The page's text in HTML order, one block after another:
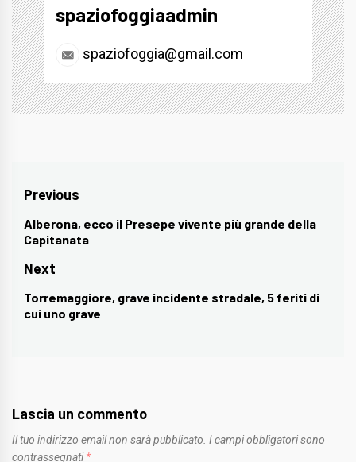
spaziofoggiaadmin
spaziofoggia@gmail.com
Navigazione
articoli
Previous
Previous
post:
Alberona, ecco il Presepe vivente più grande della
Capitanata
Next
Next
post:
Torremaggiore, grave incidente stradale, 5 feriti di
cui uno grave
Lascia un commento
Il tuo indirizzo email non sarà pubblicato. I campi obbligatori sono
contrassegnati *